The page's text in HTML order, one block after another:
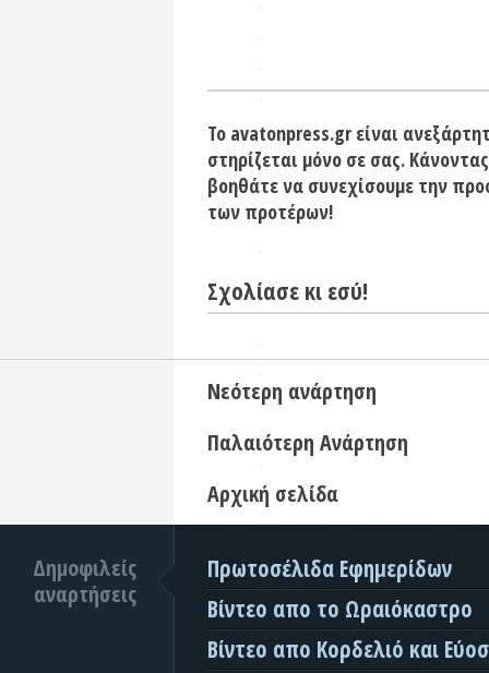
Το avatonpress.gr είναι
στηρίζεται μόνο σε σας.
βοηθάτε να συνεχίσουμε την
των προτέρων!
Σχολίασε κι εσύ!
Νεότερη ανάρτηση
Παλαιότερη Ανάρτηση
Αρχική σελίδα
Δημοφιλείς
αναρτήσεις
Πρωτοσέλιδα Εφημερίδων
Βίντεο απο το Ωραιόκαστρο
Βίντεο απο Κορδελιό και